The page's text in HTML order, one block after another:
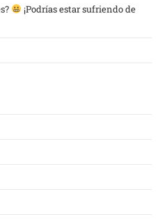
¡Podrías estar sufriendo de